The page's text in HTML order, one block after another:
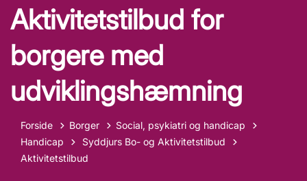
Aktivitetstilbud for
borgere med
udviklingshæmning
Forside Borger
Social, psykiatri og handicap
Handicap
Tilbage til
Syddjurs Bo- og Aktivitetstilbud
Aktivitetstilbud